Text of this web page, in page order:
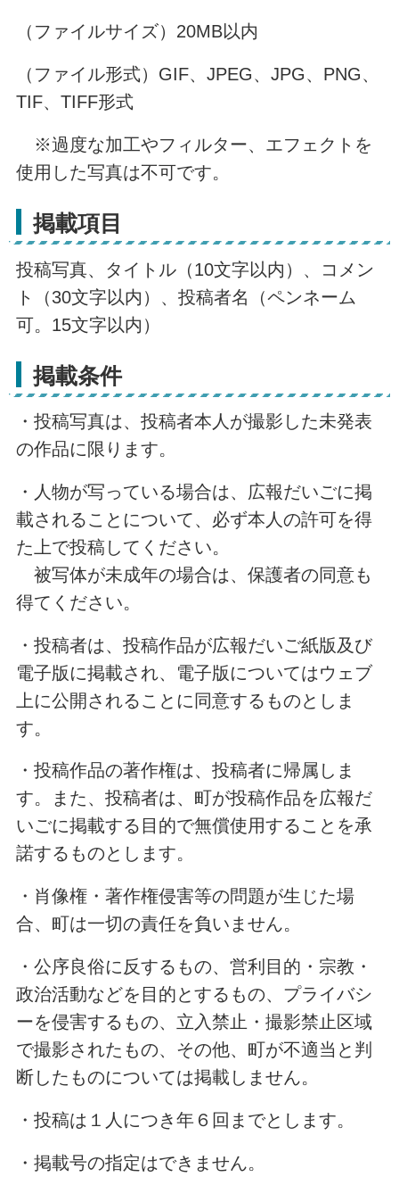
（ファイルサイズ）20MB以内
（ファイル形式）GIF、JPEG、JPG、PNG、
TIF、TIFF形式
※過度な加工やフィルター、エフェクトを
使用した写真は不可です。
掲載項目
投稿写真、タイトル（10文字以内）、コメン
ト（30文字以内）、投稿者名（ペンネーム
可。15文字以内）
掲載条件
・投稿写真は、投稿者本人が撮影した未発表
の作品に限ります。
・人物が写っている場合は、広報だいごに掲
載されることについて、必ず本人の許可を得
た上で投稿してください。
被写体が未成年の場合は、保護者の同意も
得てください。
・投稿者は、投稿作品が広報だいご紙版及び
電子版に掲載され、電子版についてはウェブ
上に公開されることに同意するものとしま
す。
・投稿作品の著作権は、投稿者に帰属しま
す。また、投稿者は、町が投稿作品を広報だ
いごに掲載する目的で無償使用することを承
諾するものとします。
・肖像権・著作権侵害等の問題が生じた場
合、町は一切の責任を負いません。
・公序良俗に反するもの、営利目的・宗教・
政治活動などを目的とするもの、プライバシ
ーを侵害するもの、立入禁止・撮影禁止区域
で撮影されたもの、その他、町が不適当と判
断したものについては掲載しません。
・投稿は１人につき年６回までとします。
・掲載号の指定はできません。